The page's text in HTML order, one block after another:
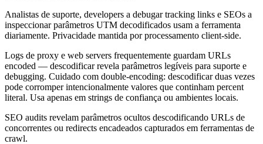
Analistas de suporte, developers a debugar tracking links e SEOs a
inspeccionar parâmetros UTM decodificados usam a ferramenta
diariamente. Privacidade mantida por processamento client-side.
Logs de proxy e web servers frequentemente guardam URLs
encoded — descodificar revela parâmetros legíveis para suporte e
debugging. Cuidado com double-encoding: descodificar duas vezes
pode corromper intencionalmente valores que continham percent
literal. Usa apenas em strings de confiança ou ambientes locais.
SEO audits revelam parâmetros ocultos descodificando URLs de
concorrentes ou redirects encadeados capturados em ferramentas de
crawl.